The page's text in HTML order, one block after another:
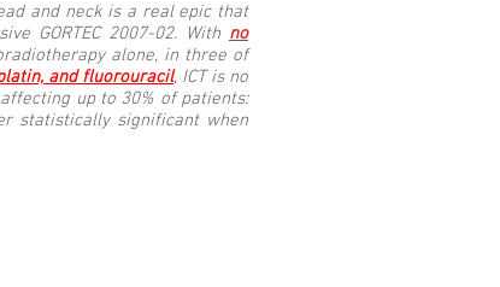
and neck is a real epic that
GORTEC 2007-02. With no
alone, in three of
and fluorouracil,ICT is no
up to 30% of patients:
statistically significant when